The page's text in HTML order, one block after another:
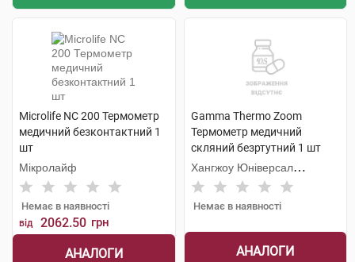
Microlife NC 200 Термометр
медичний безконтактний 1
шт
Мікролайф
Немає в наявності
від 2062.50 грн
АНАЛОГИ
Gamma Thermo Zoom
Термометр медичний
скляний безртутний 1 шт
Хангжоу Юніверсал
Електронік
Немає в наявності
АНАЛОГИ